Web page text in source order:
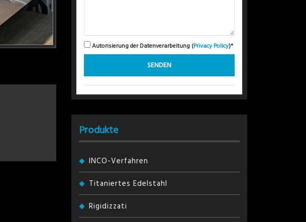
Autorisierung der Datenverarbeitung (Privacy Policy)*
Produkte
INCO-Verfahren
Titaniertes Edelstahl
Rigidizzati